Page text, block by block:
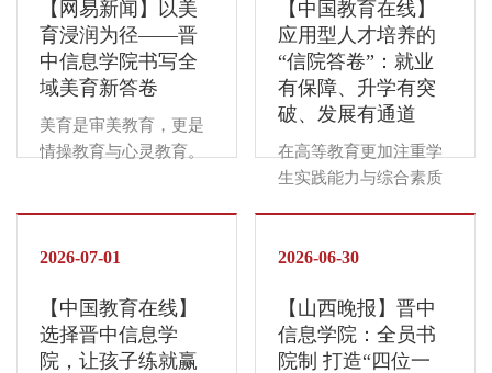
舞、有氧操、集体排舞
等5个项目角逐，...
是美育的主渠道。...
学校美育浸润行动的通
知》，推动美育从“有没
有”迈向“好不好”。在这
一时代命题下，晋中信
息学院以“最艺术的非艺
术院校”为办学追求，将
实践活动、艺术创作、
基：美育扎根课堂课程
是美育的主渠道。...
学校美育浸润行动的通
知》，推动美育从“有没
有”迈向“好不好”。在这
一时代命题下，晋中信
息学院以“最艺术的非艺
术院校”为办学追求，将
美育融入教育教学各环
实践活动、艺术创作、
基：美育扎根课堂课程
是美育的主渠道。...
【网易新闻】以美
育浸润为径——晋
中信息学院书写全
域美育新答卷
美育是审美教育，更是
情操教育与心灵教育。
文化人。2023年，教育
学校美育浸润行动的通
知》，推动美育从“有没
有”迈向“好不好”。在这
【中国教育在线】
应用型人才培养的
“信院答卷”：就业
有保障、升学有突
破、发展有通道
在高等教育更加注重学
生实践能力与综合素质
上传授了多少知识，更
条通往未来的坚实道
路。作为山西首批应用
型本科高校，晋中信息
2026-07-01
【中国教育在线】
选择晋中信息学
院，让孩子练就赢
2026-06-30
【山西晚报】晋中
信息学院：全员书
院制 打造“四位一